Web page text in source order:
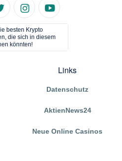
besten Krypto
die sich in diesem
könnten!
Links
Datenschutz
AktienNews24
Neue Online Casinos